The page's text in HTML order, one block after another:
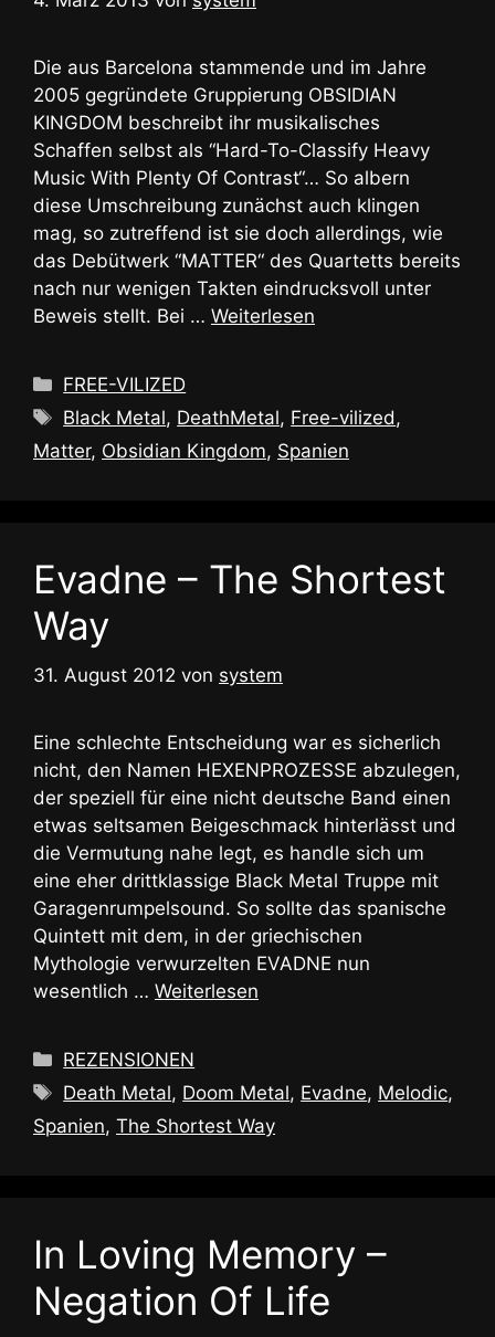
Die aus Barcelona stammende und im Jahre
2005 gegründete Gruppierung OBSIDIAN
KINGDOM beschreibt ihr musikalisches
Schaffen selbst als “Hard-To-Classify Heavy
Music With Plenty Of Contrast“… So albern
diese Umschreibung zunächst auch klingen
mag, so zutreffend ist sie doch allerdings, wie
das Debütwerk “MATTER“ des Quartetts bereits
nach nur wenigen Takten eindrucksvoll unter
Beweis stellt. Bei … Weiterlesen
Kategorien
FREE-VILIZED
Schlagwörter
Black Metal, DeathMetal, Free-vilized,
Matter, Obsidian Kingdom, Spanien
Evadne – The Shortest
Way
31. August 2012 von system
Eine schlechte Entscheidung war es sicherlich
nicht, den Namen HEXENPROZESSE abzulegen,
der speziell für eine nicht deutsche Band einen
etwas seltsamen Beigeschmack hinterlässt und
die Vermutung nahe legt, es handle sich um
eine eher drittklassige Black Metal Truppe mit
Garagenrumpelsound. So sollte das spanische
Quintett mit dem, in der griechischen
Mythologie verwurzelten EVADNE nun
wesentlich … Weiterlesen
Kategorien
REZENSIONEN
Schlagwörter
Death Metal, Doom Metal, Evadne, Melodic,
Spanien, The Shortest Way
In Loving Memory –
Negation Of Life